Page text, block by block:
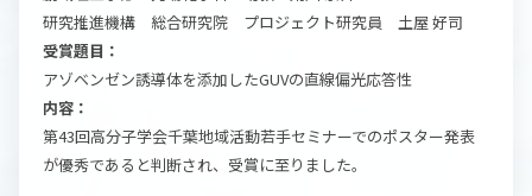
研究推進機構 総合研究院 プロジェクト研究員 土屋 好司
受賞題目：
アゾベンゼン誘導体を添加したGUVの直線偏光応答性
内容：
第43回高分子学会千葉地域活動若手セミナーでのポスター発表
が優秀であると判断され、受賞に至りました。